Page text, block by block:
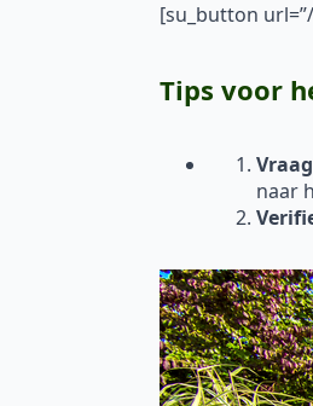
[su_button
Tips voor
naar